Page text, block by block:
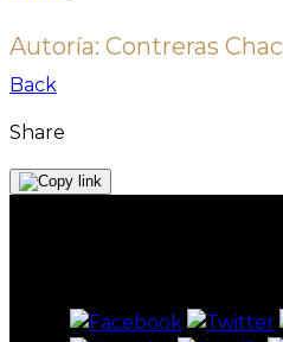
Autoría: Contreras
Back
Share